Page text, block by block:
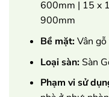
600mm | 15 x
900mm
Bề mặt:Vân gỗ
Loại sàn:Sàn
Phạm vi sử